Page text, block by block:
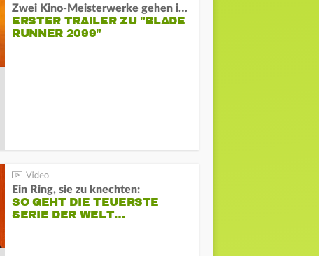
Zwei Kino-Meisterwerke gehen in Serie:
ERSTER TRAILER ZU "BLADE
RUNNER 2099"
Ein Ring, sie zu knechten:
SO GEHT DIE TEUERSTE
SERIE DER WELT…